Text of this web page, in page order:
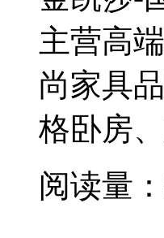
主营高
尚家具
格卧房
阅读量